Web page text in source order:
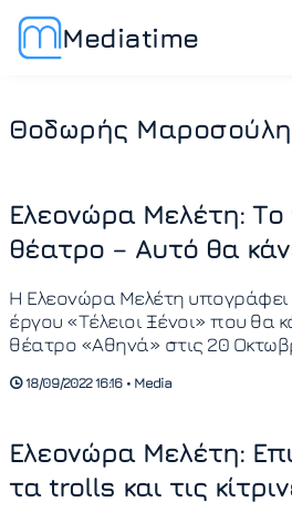
Mediatime
Θοδωρής
Ελεονώρα Μελέτη: Το
θέατρο – Αυτό θα
Η Ελεονώρα Μελέτη
έργου «Τέλειοι Ξένοι» που θα
θέατρο «Αθηνά» στις 20
18/09/2022 16:16 • Media
Ελεονώρα Μελέτη:
τα trolls και τις